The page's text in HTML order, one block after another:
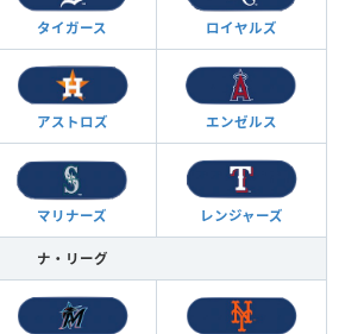
タイガース ロイヤルズ
アストロズ エンゼルス
マリナーズ レンジャーズ
ナ・リーグ